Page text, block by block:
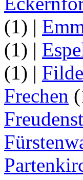
(1) |
(1) |
(1) |
Frechen